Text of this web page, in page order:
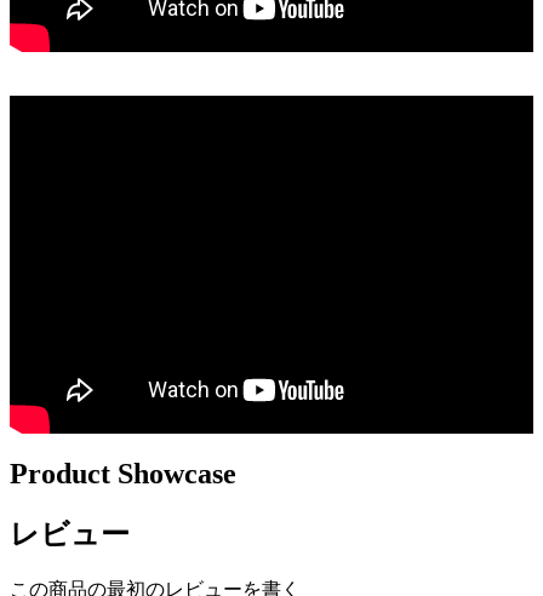
Product Showcase
レビュー
この商品の最初のレビューを書く